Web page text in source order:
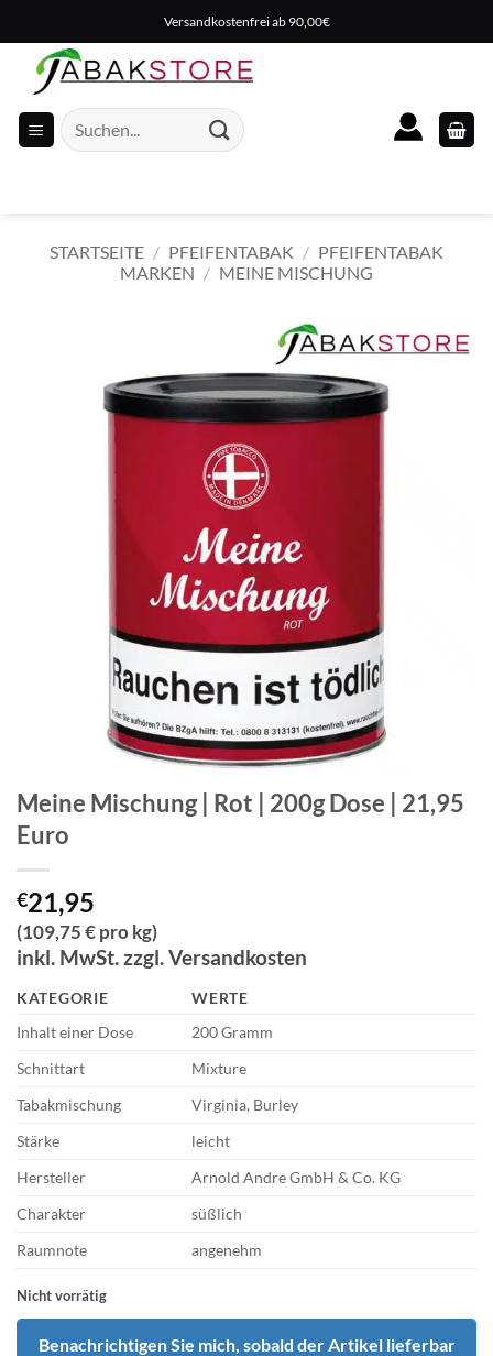
Inhalt
springen
Versandkostenfrei ab 90,00€
Suche
nach:
STARTSEITE / PFEIFENTABAK / PFEIFENTABAK
MARKEN / MEINE MISCHUNG
Meine Mischung | Rot | 200g Dose | 21,95
Euro
€21,95
(109,75 € pro kg)
inkl. MwSt. zzgl. Versandkosten
KATEGORIE
WERTE
Inhalt einer Dose
200 Gramm
Schnittart
Mixture
Tabakmischung
Virginia, Burley
Stärke
leicht
Hersteller
Arnold Andre GmbH & Co. KG
Charakter
süßlich
Raumnote
angenehm
Nicht vorrätig
Benachrichtigen Sie mich, sobald der Artikel lieferbar